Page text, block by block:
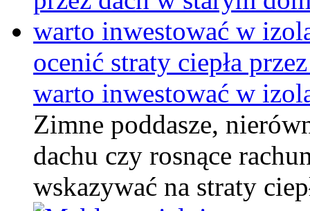
ocenić straty ciepła
warto inwestować w
Zimne poddasze,
dachu czy rosnące
wskazywać na straty